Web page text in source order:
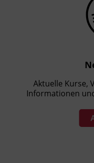
Aktuelle Kurse,
Informationen